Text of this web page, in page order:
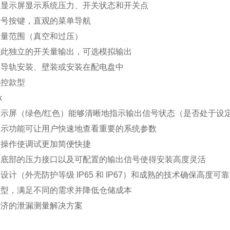
示屏显示系统压力、开关状态和开关点
按键，直观的菜单导航
范围（真空和过压）
独立的开关量输出，可选模拟输出
轨安装、壁装或安装在配电盘中
款型
屏（绿色/红色）能够清晰地指示输出信号状态（是否处于设
功能可让用户快速地查看重要的系统参数
作使调试更加简便快捷
部的压力接口以及可配置的输出信号使得安装高度灵活
计（外壳防护等级 IP65 和 IP67）和成熟的技术确保高度可靠
，满足不同的需求并降低仓储成本
的泄漏测量解决方案